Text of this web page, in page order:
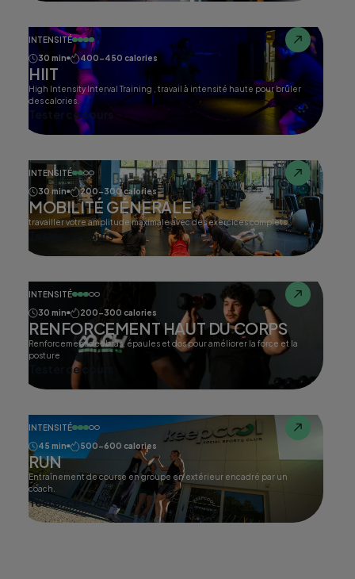
INTENSITÉ
30 min
400-450 calories
HIIT
High Intensity Interval Training , travail à intensité haute pour brûler
des calories.
Tester ce cours
INTENSITÉ
30 min
200-300 calories
MOBILITÉ GÉNERALE
travailler votre amplitude maximale avec des exercices complets.
Tester ce cours
INTENSITÉ
30 min
200-300 calories
RENFORCEMENT HAUT DU CORPS
Renforcement des bras, épaules et dos pour améliorer la force et la
posture
Tester ce cours
INTENSITÉ
45 min
500-600 calories
RUN
Entraînement de course en groupe en extérieur encadré par un
coach.
Tester ce cours